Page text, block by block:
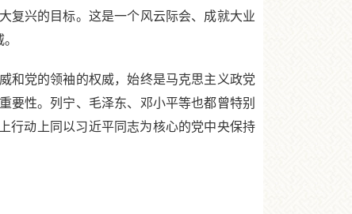
复兴的目标。这是一个风云际会、成就大业
党的领袖的权威，始终是马克思主义政党
要性。列宁、毛泽东、邓小平等也都曾特别
行动上同以习近平同志为核心的党中央保持